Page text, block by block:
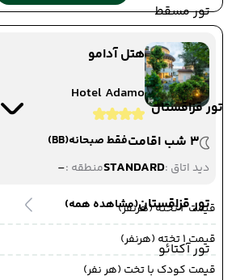
تور مسقط
تور قزاقستان
تور قزاقستان(مشاهده همه)
تور آکتائو
هتل آدامو
Hotel Adamo
3 شب اقامت
فقط صبحانه(BB)
دید اتاق :STANDARDمنطقه :-
قیمت 2 تخته (هرنفر)
قیمت 1 تخته (هرنفر)
قیمت کودک با تخت (هر نفر)